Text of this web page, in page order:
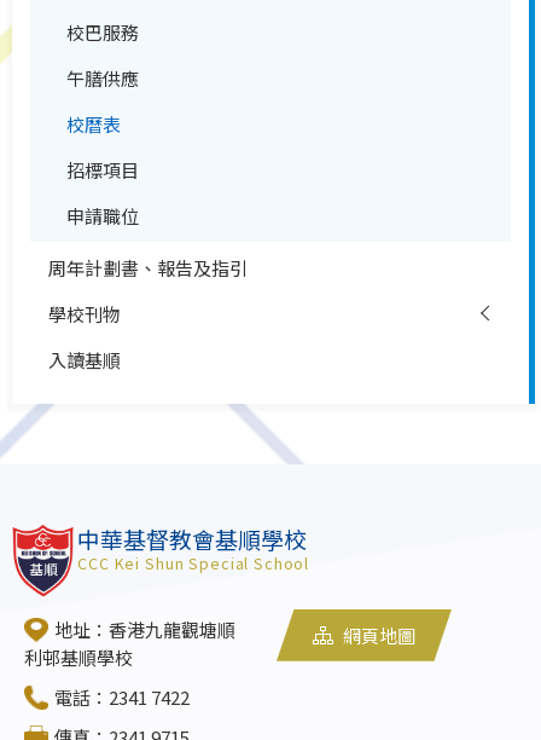
校巴服務
午膳供應
校曆表
招標項目
申請職位
周年計劃書、報告及指引
學校刊物
入讀基順
中華基督教會基順學校
CCC Kei Shun Special School
地址：香港九龍觀塘順
利邨基順學校
電話：2341 7422
網頁地圖